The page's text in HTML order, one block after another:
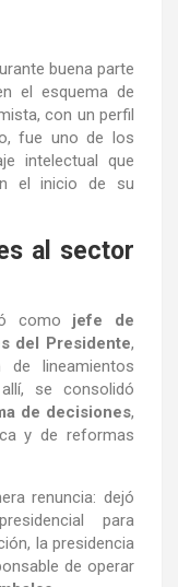
buena parte
el esquema de
con un perfil
fue uno de los
intelectual que
el inicio de su
al sector
como jefe de
del Presidente,
lineamientos
se consolidó
de decisiones,
y de reformas
renuncia: dejó
para
la presidencia
de operar